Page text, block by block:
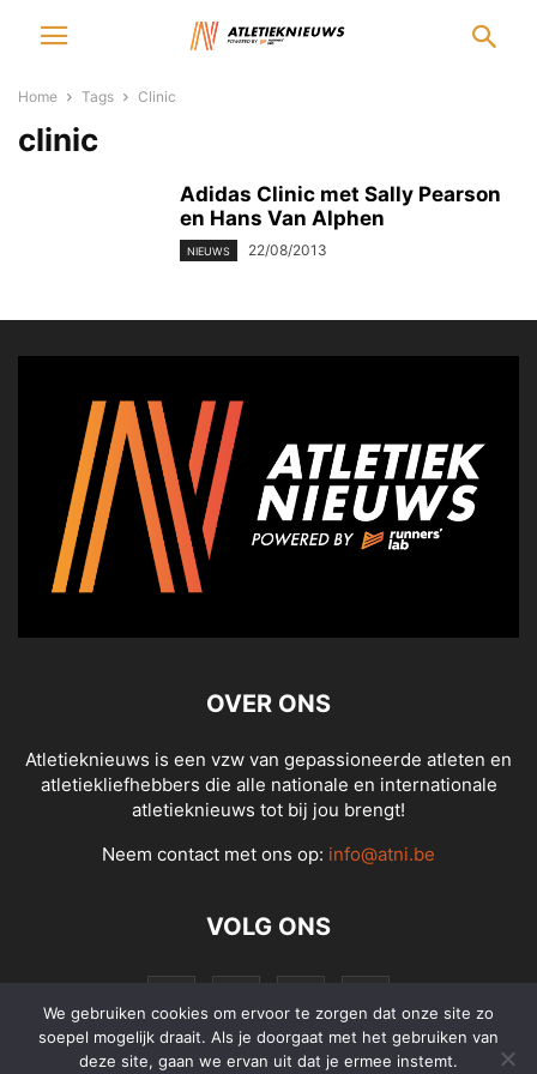
Home Tags Clinic
clinic
Adidas Clinic met Sally Pearson
en Hans Van Alphen
NIEUWS 22/08/2013
OVER ONS
Atletieknieuws is een vzw van gepassioneerde atleten en
atletiekliefhebbers die alle nationale en internationale
atletieknieuws tot bij jou brengt!
Neem contact met ons op: info@atni.be
VOLG ONS
We gebruiken cookies om ervoor te zorgen dat onze site zo
soepel mogelijk draait. Als je doorgaat met het gebruiken van
deze site, gaan we ervan uit dat je ermee instemt.